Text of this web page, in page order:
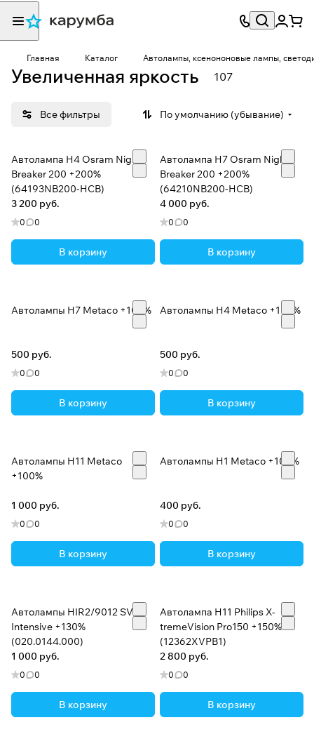
Главная Каталог Автолампы, ксенононовые лампы,
Увеличенная яркость 107
Все фильтры По умолчанию (убывание)
Автолампа H4 Osram Night
Breaker 200 +200%
(64193NB200-HCB)
3 200 руб.
0 0
В корзину
Автолампа H7 Osram Night
Breaker 200 +200%
(64210NB200-HCB)
4 000 руб.
0 0
В корзину
Автолампы H7 Metaco +100%
500 руб.
0 0
В корзину
Автолампы H4 Metaco +100%
500 руб.
0 0
В корзину
Автолампы H11 Metaco
+100%
1 000 руб.
0 0
В корзину
Автолампы H1 Metaco +100%
400 руб.
0 0
В корзину
Автолампы HIR2/9012 SVS
Intensive +130%
(020.0144.000)
1 000 руб.
0 0
В корзину
Автолампа H11 Philips X-
tremeVision Pro150 +150%
(12362XVPB1)
2 800 руб.
0 0
В корзину